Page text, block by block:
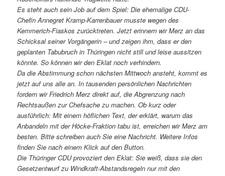
Es steht auch sein Job auf dem Spiel: Die ehemalige CDU-
Chefin Annegret Kramp-Karrenbauer musste wegen des
Kemmerich-Fiaskos zurücktreten. Jetzt erinnern wir Merz an das
Schicksal seiner Vorgängerin – und zeigen ihm, dass er den
geplanten Tabubruch in Thüringen nicht still und leise aussitzen
könnte. So können wir den Eklat noch verhindern.
Da die Abstimmung schon nächsten Mittwoch ansteht, kommt es
jetzt auf uns alle an. In tausenden persönlichen Nachrichten
fordern wir Friedrich Merz direkt auf, die Abgrenzung nach
Rechtsaußen zur Chefsache zu machen. Ob kurz oder
ausführlich: Mit einem höflichen Text, der erklärt, warum das
Anbandeln mit der Höcke-Fraktion tabu ist, erreichen wir Merz am
besten. Bitte schreiben auch Sie eine Nachricht. Weitere Infos
finden Sie nach einem Klick auf den Button.
Die Thüringer CDU provoziert den Eklat: Sie weiß, dass sie den
Gesetzentwurf zu Windkraft-Abstandsregeln nur mit den